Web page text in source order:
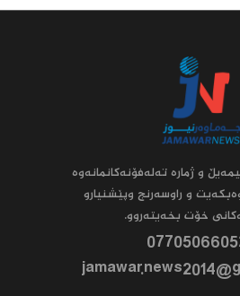
و ژماره‌ ته‌له‌فۆنه‌کانمانه‌وه‌
و راوسه‌رنج وپێشنیارو
خۆت بخه‌یته‌روو.